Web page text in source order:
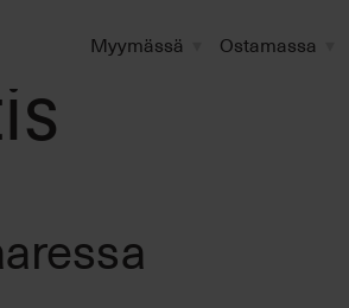
Myymässä Ostamassa